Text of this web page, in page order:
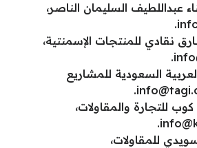
عبداللطيف السليمان الناصر،
.
نقادي للمنتجات الإسمنتية،
.
السعودية للمشاريع
.
للتجارة والمقاولات،
.
للمقاولات،